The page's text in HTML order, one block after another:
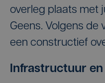
overleg plaats met
Geens. Volgens
een constructief
Infrastructuur en